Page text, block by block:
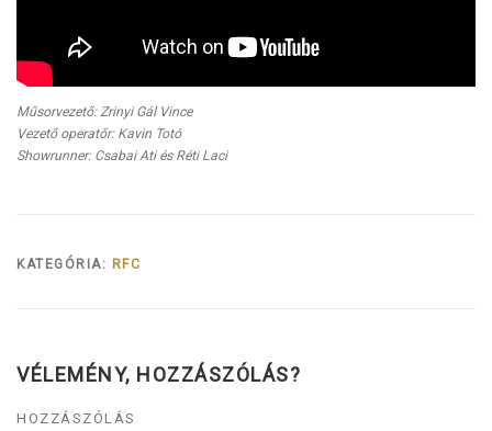
Műsorvezető: Zrinyi Gál Vince
Vezető operatőr: Kavin Totó
Showrunner: Csabai Ati és Réti Laci
KATEGÓRIA: RFC
VÉLEMÉNY, HOZZÁSZÓLÁS?
HOZZÁSZÓLÁS